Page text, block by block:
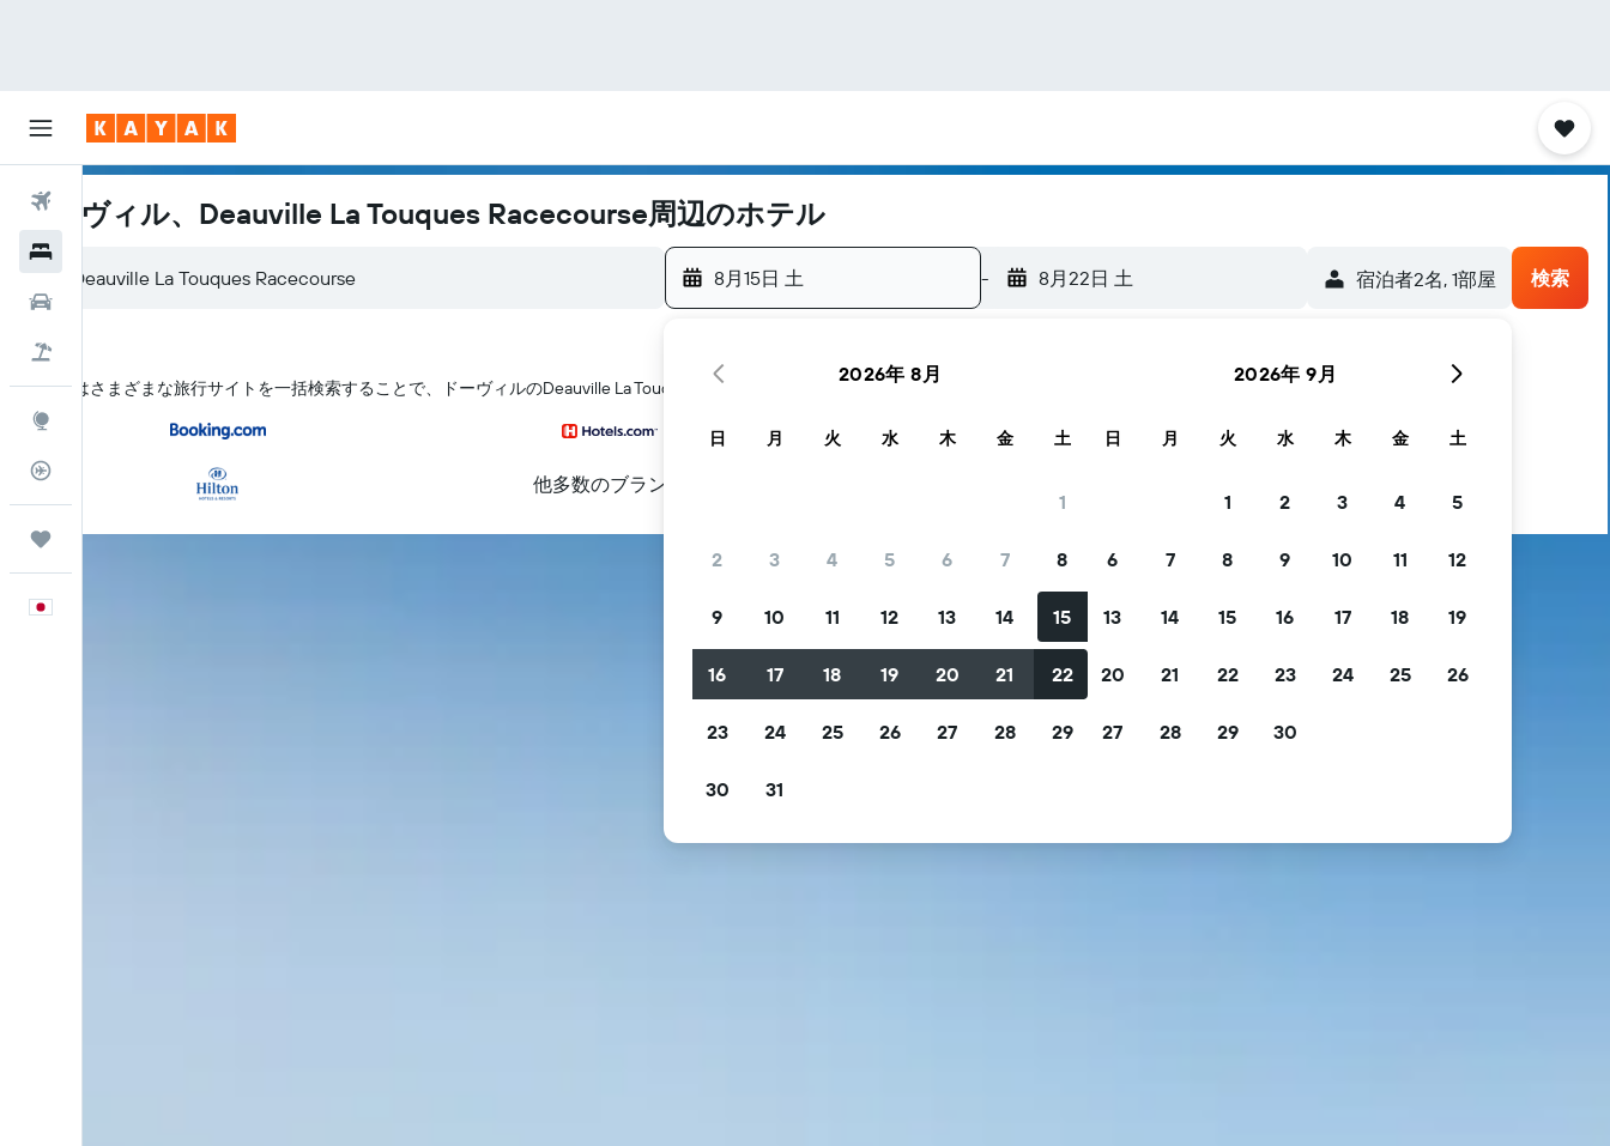
航空券
フライトトラッカー
Trips
ドーヴィル、Deauville La Touques Racecourse周辺のホテル
8月15日 土 - 8月22日 土 宿泊者2名, 1​部屋 検索
KAYAK はさまざまな旅行サイトを一括検索することで、ドーヴィル​のDeauville La Touques Racecourse​周辺にあるホテル探しをお手伝いします
他多数のブランド
2026年 8月
日 月 火 水 木 金 土
1
2 3 4 5 6 7 8
9 10 11 12 13 14 15
16 17 18 19 20 21 22
23 24 25 26 27 28 29
30 31
2026年 9月
日 月 火 水 木 金 土
1 2 3 4 5
6 7 8 9 10 11 12
13 14 15 16 17 18 19
20 21 22 23 24 25 26
27 28 29 30